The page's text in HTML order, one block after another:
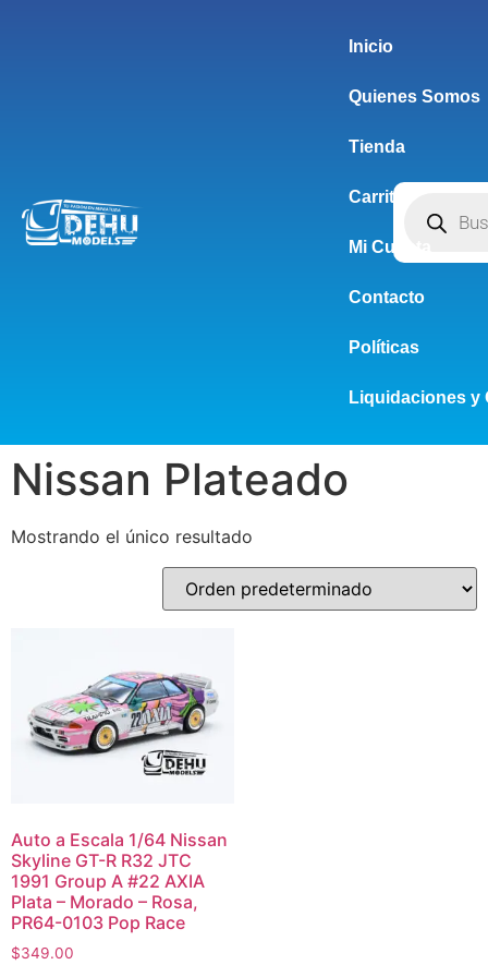
Inicio
Quienes Somos
Tienda
Carrito
Mi Cuenta
Contacto
Políticas
Liquidaciones y
Nissan Plateado
Mostrando el único resultado
Auto a Escala 1/64 Nissan
Skyline GT-R R32 JTC
1991 Group A #22 AXIA
Plata – Morado – Rosa,
PR64-0103 Pop Race
$349.00